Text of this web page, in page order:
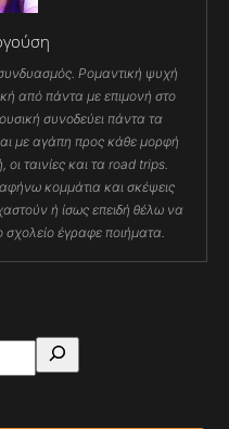
Ρομαντική ψυχή
από πάντα με επιμονή στο
συνοδεύει πάντα τα
με αγάπη προς κάθε μορφή
ταινίες και τα road trips.
αφήνω κομμάτια και σκέψεις
ή ίσως επειδή θέλω να
σχολείο έγραφε ποιήματα.